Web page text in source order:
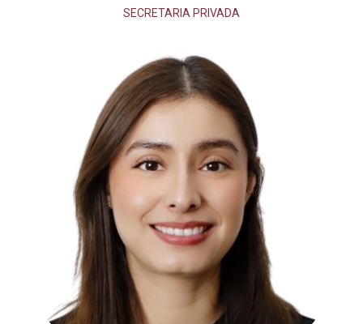
SECRETARIA PRIVADA